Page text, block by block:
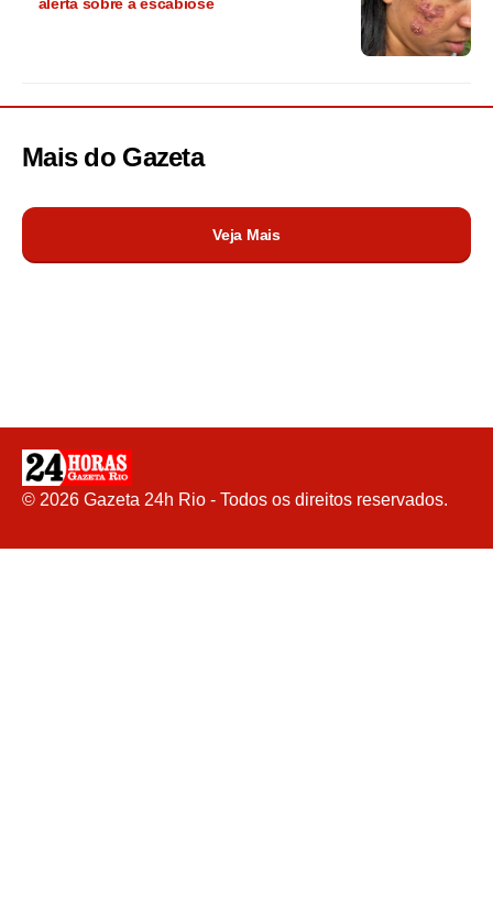
Mais do Gazeta
Veja Mais
© 2026 Gazeta 24h Rio - Todos os direitos reservados.